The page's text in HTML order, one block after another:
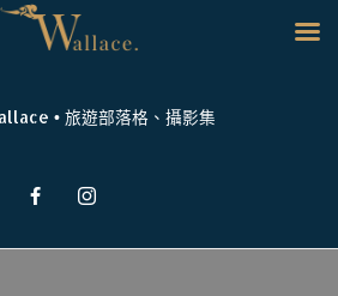
• 旅遊部落格、攝影集